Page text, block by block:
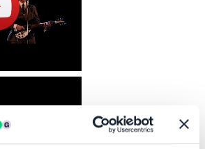
prípade nepriaznivého počasia
prebiehať za nepriaznivého počasia (napr. v
je to akceptované interpretom a
podujatie sa neruší vopred a v prípade, že v
Ak je predstavenie zrušené po viac ako
nárok na vrátenie peňazí nevzniká. V
odporúčame pršiplášť,